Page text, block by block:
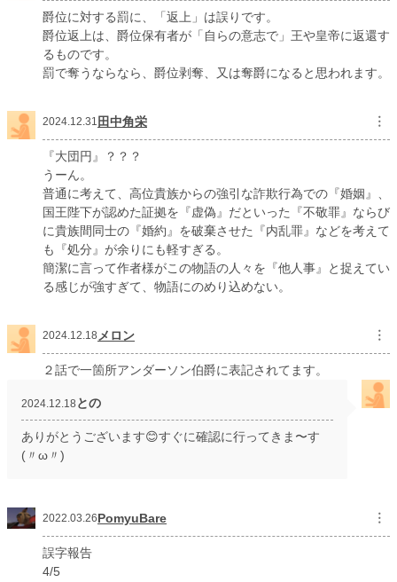
更新日時 2021.06.14 19:10
初回公開日時 2021.06.14 19:10
初回完結日時 2021.06.14 19:10
週間ポイント
月間ポイント 3,218 pt (11,657 位)
年間ポイント
累計ポイント 701,463 pt (7,988 位)
爵位に対する罰に、「返上」は誤りです。
爵位返上は、爵位保有者が「自らの意志で」王や皇帝に返還す
るものです。
罰で奪うならなら、爵位剥奪、又は奪爵になると思われます。
2024.12.31田中角栄 ︙
『大団円』？？？
うーん。
普通に考えて、高位貴族からの強引な詐欺行為での『婚姻』、
国王陛下が認めた証拠を『虚偽』だといった『不敬罪』ならび
に貴族間同士の『婚約』を破棄させた『内乱罪』などを考えて
も『処分』が余りにも軽すぎる。
簡潔に言って作者様がこの物語の人々を『他人事』と捉えてい
る感じが強すぎて、物語にのめり込めない。
2024.12.18 メロン ︙
２話で一箇所アンダーソン伯爵に表記されてます。
2024.12.18 との
ありがとうございます😊すぐに確認に行ってきま〜す
(〃ω〃)
2022.03.26PomyuBare ︙
誤字報告
4/5